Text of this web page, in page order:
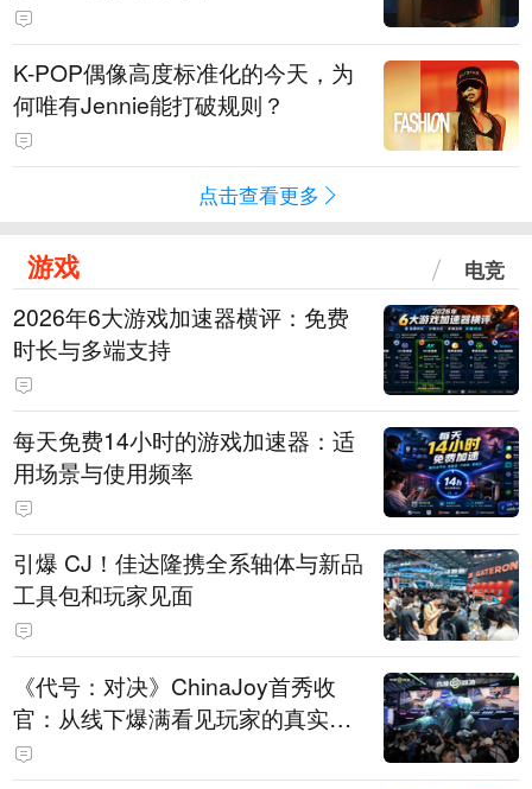
K-POP偶像高度标准化的今天，为
何唯有Jennie能打破规则？
点击查看更多
游戏 电竞
2026年6大游戏加速器横评：免费
时长与多端支持
每天免费14小时的游戏加速器：适
用场景与使用频率
引爆 CJ！佳达隆携全系轴体与新品
工具包和玩家见面
《代号：对决》ChinaJoy首秀收
官：从线下爆满看见玩家的真实期
待